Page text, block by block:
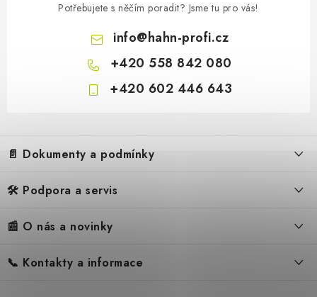
Potřebujete s něčím poradit? Jsme tu pro vás!
info@hahn-profi.cz
+420 558 842 080
+420 602 446 643
a
t
📄 Dokumenty a podmínky
Obchodní podmínky
Zpětný odběr elektrozařízení
🛠️ Podpora a servis
FAQ – Často kladené otázky
📰 O nás a novinky
Novinky
📞 Kontakty a informace